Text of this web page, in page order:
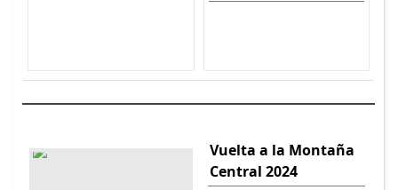
Vuelta a la Montaña
Central 2024